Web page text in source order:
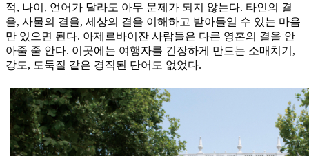
적, 나이, 언어가 달라도 아무 문제가 되지 않는다. 타인의 결
을, 사물의 결을, 세상의 결을 이해하고 받아들일 수 있는 마음
만 있으면 된다. 아제르바이잔 사람들은 다른 영혼의 결을 안
아줄 줄 안다. 이곳에는 여행자를 긴장하게 만드는 소매치기,
강도, 도둑질 같은 경직된 단어도 없었다.